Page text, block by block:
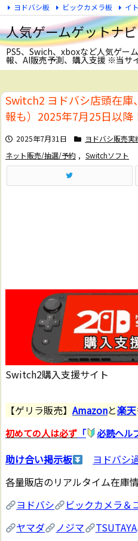
人気ゲームゲットナビ
PS5、Swich、xboxなど人気ゲー
報、AI販売予測、購入支援 ※当サ
ヨドバシ板 ビックカメラ板 イ
Switch2 ヨドバシ店頭在
報も）2025年7月25日以降
2025年7月31日 ヨドバシ販売実
ネット販売/抽選/予約 , Switchソフト
Switch2購入支援サイト
【ゲリラ販売】 Amazonと楽天
初めての人は必ず 「 必読ヘル
助け合い掲示板
ヨドバシ
各量販店のリアルタイム在庫
ヨドバシ
ビックカメラ＆
ヤマダ
ノジマ TSUTAYA